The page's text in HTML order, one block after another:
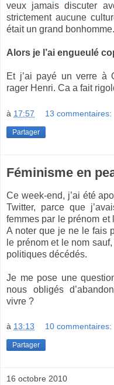
veux jamais discuter
strictement aucune
était un grand bonhomme.
Alors je l’ai engueulé
Et j’ai payé un verre à
rager Henri. Ca a fait
à 17:57 13 commentaires:
Partager
Féminisme en
Ce week-end, j’ai été
Twitter, parce que
femmes par le prénom
A noter que je ne le fais
le prénom et le nom
politiques décédés.
Je me pose une
nous obligés
vivre ?
à 13:13 10 commentaires:
Partager
16 octobre 2010